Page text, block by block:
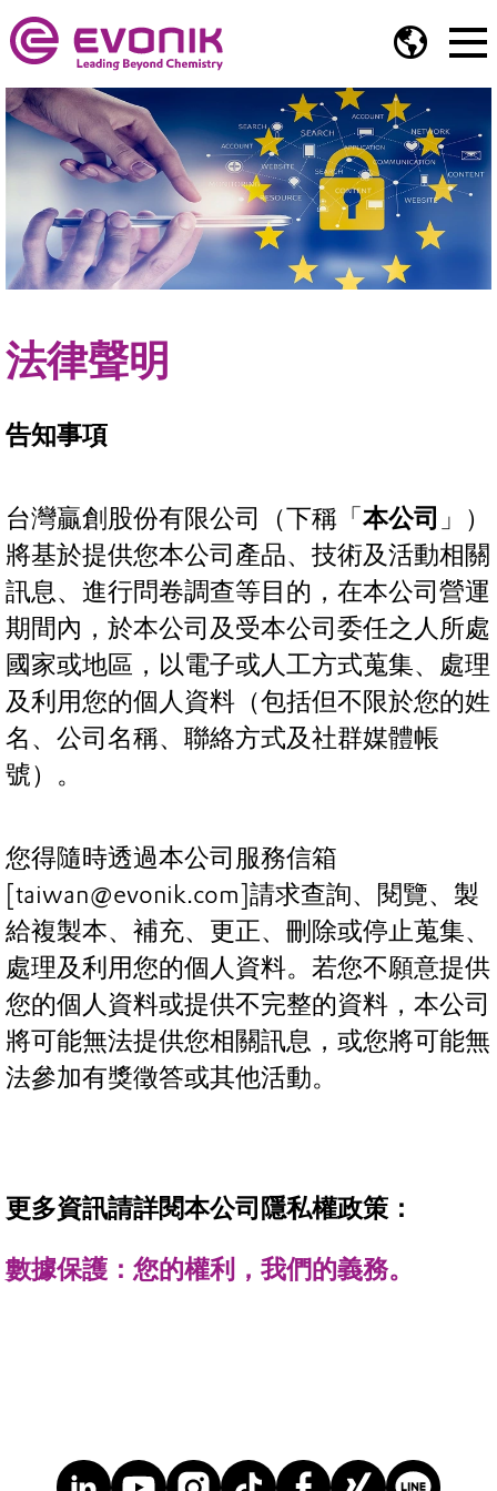
法律聲明
告知事項
台灣贏創股份有限公司（下稱「 本公司 」）
將基於提供您本公司產品、技術及活動相關
訊息、進行問卷調查等目的，在本公司營運
期間內，於本公司及受本公司委任之人所處
國家或地區，以電子或人工方式蒐集、處理
及利用您的個人資料（包括但不限於您的姓
名、公司名稱、聯絡方式及社群媒體帳
號）。
您得隨時透過本公司服務信箱
[taiwan@evonik.com]請求查詢、閱覽、製
給複製本、補充、更正、刪除或停止蒐集、
處理及利用您的個人資料。若您不願意提供
您的個人資料或提供不完整的資料，本公司
將可能無法提供您相關訊息，或您將可能無
法參加有獎徵答或其他活動。
更多資訊請詳閱本公司隱私權政策：
數據保護：您的權利，我們的義務。